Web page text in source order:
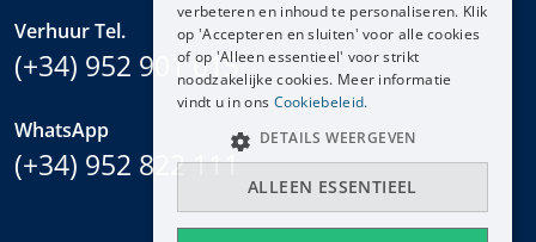
Verhuur Tel.
(+34) 952 901 015
WhatsApp
(+34) 952 822 111
FRANÇAIS
verbeteren en inhoud te personaliseren. Klik
op 'Accepteren en sluiten' voor alle cookies
of op 'Alleen essentieel' voor strikt
noodzakelijke cookies. Meer informatie
vindt u in ons Cookiebeleid.
ALLEEN ESSENTIEEL
DETAILS WEERGEVEN